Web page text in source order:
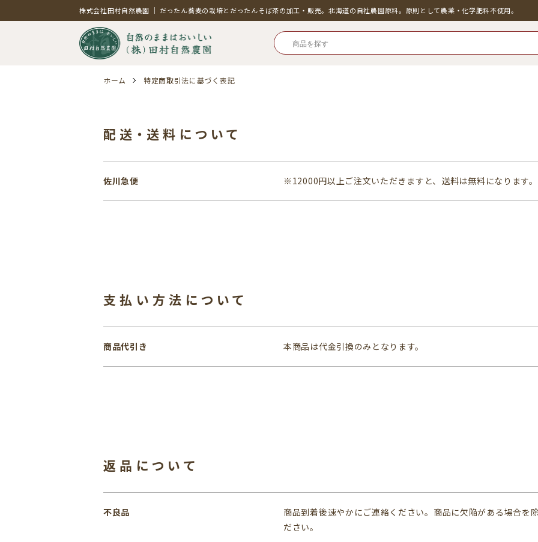
株式会社田村自然農園 ｜ だったん蕎麦の栽培とだったんそば茶の加工・販売。北海道の自社農園原料。原則として農薬・化学肥料不使用。
ホーム 特定商取引法に基づく表記
配送・送料について
佐川急便 ※12000円以上ご注文いただきますと、送料は無料になります。
支払い方法について
商品代引き 本商品は代金引換のみとなります。
返品について
不良品
商品到着後速やかにご連絡ください。商品に欠陥がある場合を
ださい。